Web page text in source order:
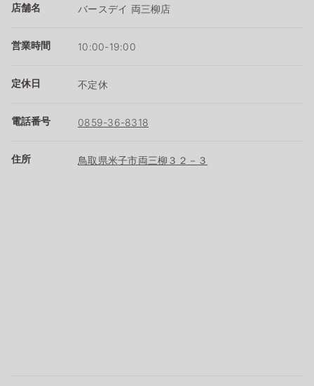
店舗名 バースデイ 両三柳店
営業時間 10:00-19:00
定休日 不定休
電話番号 0859-36-8318
住所 鳥取県米子市両三柳３２－３